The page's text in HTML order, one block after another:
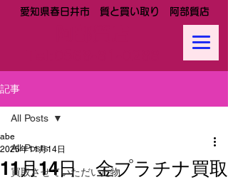
愛知県春日井市 質と買い取り 阿部質店
記事
All Posts
買取させていただいた物
All Posts
11月14日 金プラチナ買取
abe
2025年11月14日